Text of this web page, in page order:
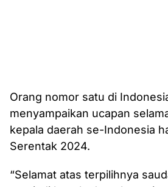
Orang nomor satu di
menyampaikan ucapan
kepala daerah se-Indonesia
Serentak 2024.
“Selamat atas terpilihnya